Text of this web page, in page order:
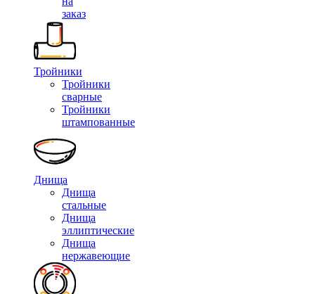
заказ
Тройники
Тройники
сварные
Тройники
штампованные
Днища
Днища
стальные
Днища
эллиптические
Днища
нержавеющие